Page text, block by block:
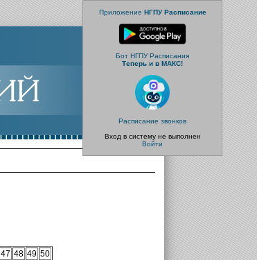
Приложение НГПУ Расписание
Бот НГПУ Расписания
Теперь и в МАКС!
Расписание звонков
Вход в систему не выполнен
Войти
47 48 49 50